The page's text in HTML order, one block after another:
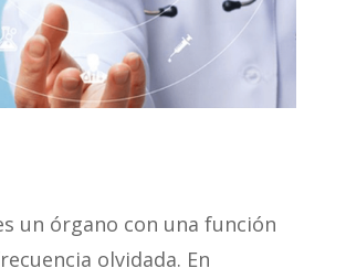
un órgano con una función
olvidada. En